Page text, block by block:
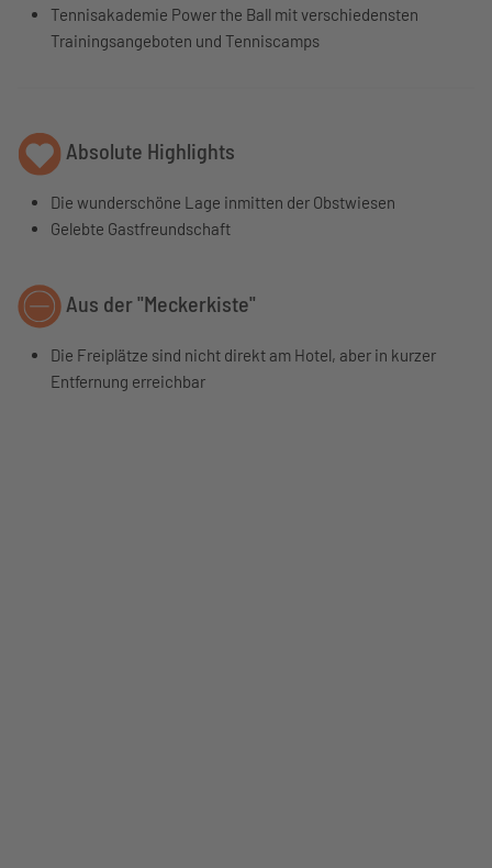
Tennisakademie Power the Ball mit verschiedensten
Trainingsangeboten und Tenniscamps
Absolute Highlights
Die wunderschöne Lage inmitten der Obstwiesen
Gelebte Gastfreundschaft
Aus der "Meckerkiste"
Die Freiplätze sind nicht direkt am Hotel, aber in kurzer
Entfernung erreichbar